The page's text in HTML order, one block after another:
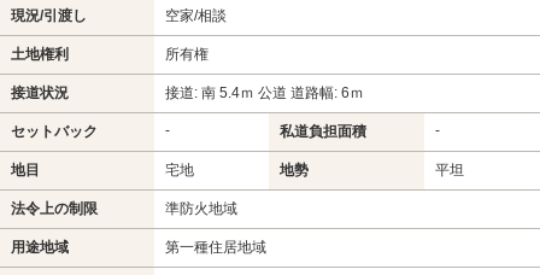
現況/引渡し 空家/相談
土地権利 所有権
接道状況 接道: 南 5.4ｍ 公道 道路幅: 6ｍ
セットバック - 私道負担面積 -
地目 宅地 地勢 平坦
法令上の制限 準防火地域
用途地域 第一種住居地域